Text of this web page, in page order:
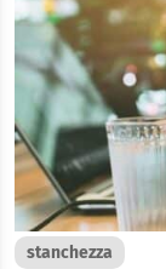
stanchezza